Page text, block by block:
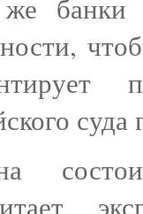
же